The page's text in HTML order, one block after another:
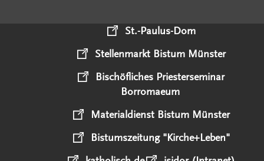
St.-Paulus-Dom
Stellenmarkt Bistum Münster
Bischöfliches Priesterseminar
Borromaeum
Materialdienst Bistum Münster
Bistumszeitung "Kirche+Leben"